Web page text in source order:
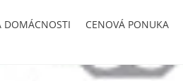
DOMÁCNOSTI CENOVÁ PONUKA